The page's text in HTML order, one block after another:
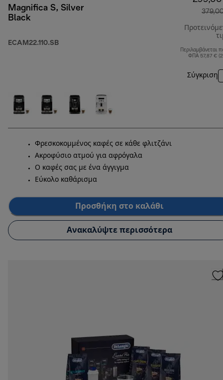
Magnifica S, Silver
Black
ECAM22.110.SB
Περιλαμβάνεται
ΦΠΑ 57,87 €
Σύγκριση
Φρεσκοκομμένος καφές σε κάθε φλιτζάνι
Ακροφύσιο ατμού για αφρόγαλα
Ο καφές σας με ένα άγγιγμα
Εύκολο καθάρισμα
Προσθήκη στο καλάθι
Ανακαλύψτε περισσότερα